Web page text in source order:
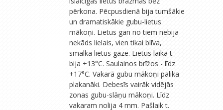
pērkona. Pēcpusdienā bija tumšākie
un dramatiskākie gubu-lietus
mākoņi. Lietus gan no tiem nebija
nekāds lielais, vien tikai blīva,
smalka lietus gāze. Lietus laikā t.
bija +13°C. Saulainos brīžos - līdz
+17°C. Vakarā gubu mākoņi palika
plakanāki. Debesīs vairāk vidējās
zonas gubu-slāņu mākoņi. Līdz
vakaram nolija 4 mm. Pašlaik t.